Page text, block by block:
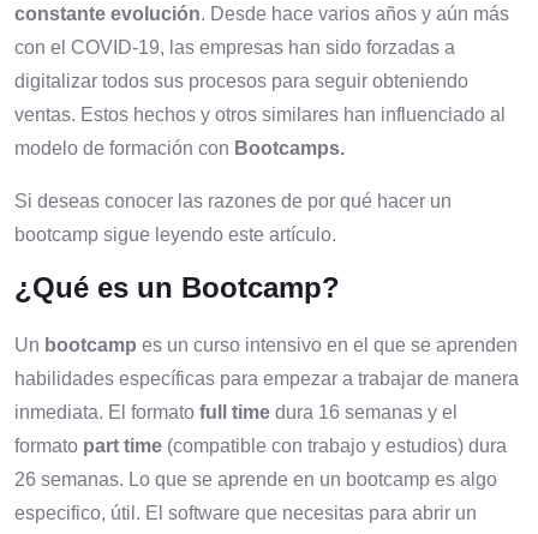
constante evolución. Desde hace varios años y aún más
con el COVID-19, las empresas han sido forzadas a
digitalizar todos sus procesos para seguir obteniendo
ventas. Estos hechos y otros similares han influenciado al
modelo de formación con Bootcamps.
Si deseas conocer las razones de por qué hacer un
bootcamp sigue leyendo este artículo.
¿Qué es un Bootcamp?
Un bootcamp es un curso intensivo en el que se aprenden
habilidades específicas para empezar a trabajar de manera
inmediata. El formato full time dura 16 semanas y el
formato part time (compatible con trabajo y estudios) dura
26 semanas. Lo que se aprende en un bootcamp es algo
especifico, útil. El software que necesitas para abrir un